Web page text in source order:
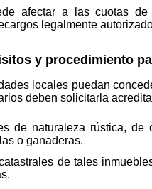
afectar a las cuotas
legalmente
y procedimiento
locales puedan
deben solicitarla
de naturaleza rústica, de
o ganaderas.
de tales